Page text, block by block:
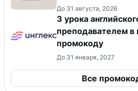
До 31 августа, 2026
3 урока
преподавателем в
промокоду
До 31 января, 2027
Все